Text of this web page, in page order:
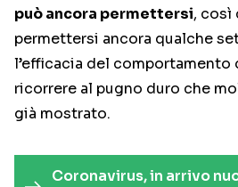
può ancora permettersi, così
permettersi ancora qualche
l’efficacia del
ricorrere al pugno duro che
già mostrato.
Coronavirus, in arrivo